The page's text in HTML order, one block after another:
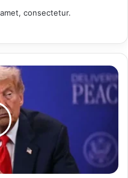
consectetur.